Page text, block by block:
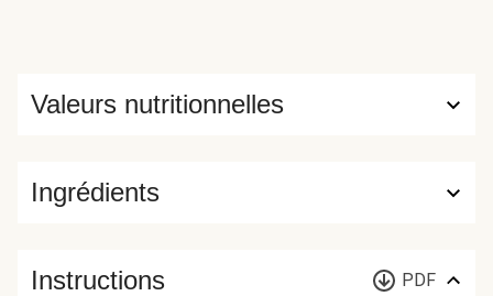
Ingrédients
Valeurs nutritionnelles
Instructions PDF